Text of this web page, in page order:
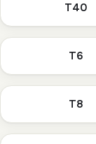
T40
T6
T8